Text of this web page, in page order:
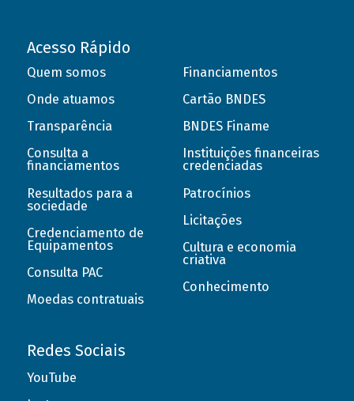
Acesso Rápido
Quem somos
Onde atuamos
Transparência
Consulta a
financiamentos
Resultados para a
sociedade
Credenciamento de
Equipamentos
Consulta PAC
Moedas contratuais
Financiamentos
Cartão BNDES
BNDES Finame
Instituições financeiras
credenciadas
Patrocínios
Licitações
Cultura e economia
criativa
Conhecimento
Redes Sociais
YouTube